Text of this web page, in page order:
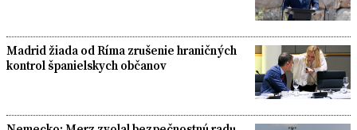
Madrid žiada od Ríma zrušenie hraničných
kontrol španielskych občanov